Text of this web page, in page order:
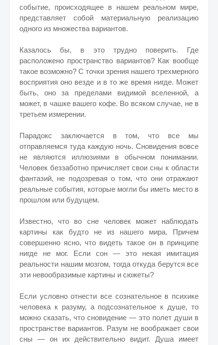
событие, происходящее в нашем реальном мире,
представляет собой материальную реализацию
одного из множества вариантов.
Казалось бы, в это трудно поверить. Где
расположено пространство вариантов? Как вообще
такое возможно? С точки зрения нашего трехмерного
восприятия оно везде и в то же время нигде. Может
быть, оно за пределами видимой вселенной, а
может, в чашке вашего кофе. Во всяком случае, не в
третьем измерении.
Парадокс заключается в том, что все мы
отправляемся туда каждую ночь. Сновидения вовсе
не являются иллюзиями в обычном понимании.
Человек беззаботно причисляет свои сны к области
фантазий, не подозревая о том, что они отражают
реальные события, которые могли бы иметь место в
прошлом или будущем.
Известно, что во сне человек может наблюдать
картины как будто не из нашего мира. Причем
совершенно ясно, что видеть такое он в принципе
нигде не мог. Если сон — это некая имитация
реальности нашим мозгом, тогда откуда берутся все
эти невообразимые картины и сюжеты?
Если условно отнести все сознательное в психике
человека к разуму, а подсознательное к душе, то
можно сказать, что сновидение — это полет души в
пространстве вариантов. Разум не воображает свои
сны — он их действительно видит. Душа имеет